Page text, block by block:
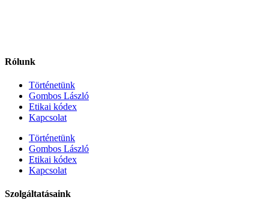
Rólunk
Történetünk
Gombos László
Etikai kódex
Kapcsolat
Történetünk
Gombos László
Etikai kódex
Kapcsolat
Szolgáltatásaink